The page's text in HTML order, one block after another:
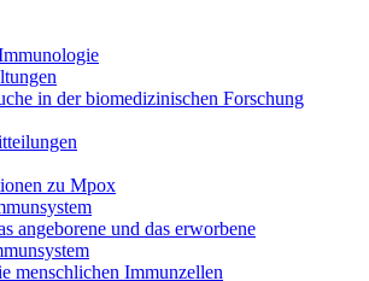
in der biomedizinischen Forschung
zu Mpox
angeborene und das erworbene
menschlichen Immunzellen